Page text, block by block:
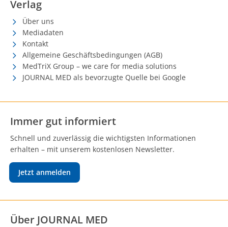
Verlag
Über uns
Mediadaten
Kontakt
Allgemeine Geschäftsbedingungen (AGB)
MedTriX Group – we care for media solutions
JOURNAL MED als bevorzugte Quelle bei Google
Immer gut informiert
Schnell und zuverlässig die wichtigsten Informationen
erhalten – mit unserem kostenlosen Newsletter.
Jetzt anmelden
Über JOURNAL MED